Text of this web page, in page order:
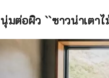
นุ่มต่อผิว ``ซาวน่าเตา